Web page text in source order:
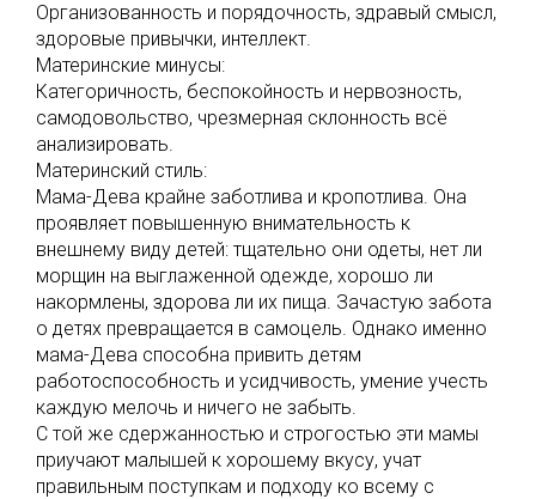
Организованность и порядочность, здравый смысл,
здоровые привычки, интеллект.
Материнские минусы:
Категоричность, беспокойность и нервозность,
самодовольство, чрезмерная склонность всё
анализировать.
Материнский стиль:
Мама-Дева крайне заботлива и кропотлива. Она
проявляет повышенную внимательность к
внешнему виду детей: тщательно они одеты, нет ли
морщин на выглаженной одежде, хорошо ли
накормлены, здорова ли их пища. Зачастую забота
о детях превращается в самоцель. Однако именно
мама-Дева способна привить детям
работоспособность и усидчивость, умение учесть
каждую мелочь и ничего не забыть.
С той же сдержанностью и строгостью эти мамы
приучают малышей к хорошему вкусу, учат
правильным поступкам и подходу ко всему с